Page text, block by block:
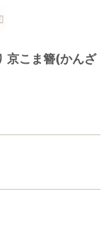
京こま簪(かんざ